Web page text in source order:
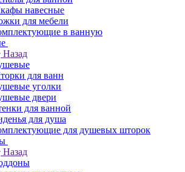
навесные
для мебели
в ванную
Назад
для ванн
уголки
двери
для ванной
для душа
для душевых шторок
Назад